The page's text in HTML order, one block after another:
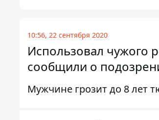
10:56, 22 сентября 2020
Использовал чужого
сообщили о
Мужчине грозит до 8 лет